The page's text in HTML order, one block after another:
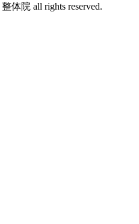
体院 all rights reserved.